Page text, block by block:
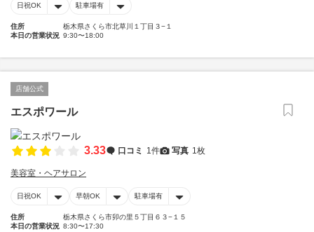
日祝OK 駐車場有
住所
栃木県さくら市北草川１丁目３−１
本日の営業状況 9:30〜18:00
店舗公式
エスポワール
3.33 口コミ 1件 写真 1枚
美容室・ヘアサロン
日祝OK 早朝OK 駐車場有
住所
栃木県さくら市卯の里５丁目６３−１５
本日の営業状況 8:30〜17:30